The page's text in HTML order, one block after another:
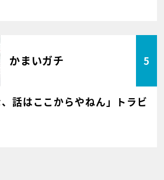
かまいガチ 5
話はここからやねん」トラビ